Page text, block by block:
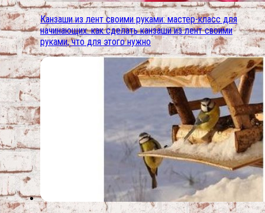
Канзаши из лент своими руками: мастер-класс для
начинающих. как сделать канзаши из лент своими
руками, что для этого нужно